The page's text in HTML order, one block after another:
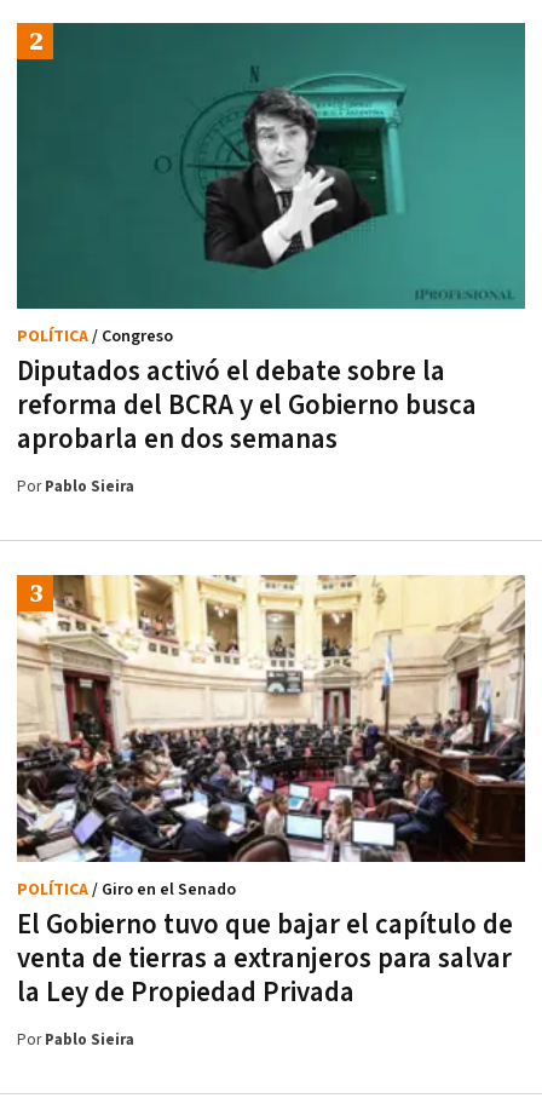
Diputados activó el debate sobre la
reforma del BCRA y el Gobierno busca
aprobarla en dos semanas
POLÍTICA/ Congreso
PorPablo Sieira
El Gobierno tuvo que bajar el capítulo de
venta de tierras a extranjeros para salvar
la Ley de Propiedad Privada
POLÍTICA/ Giro en el Senado
PorPablo Sieira